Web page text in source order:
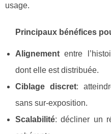
usage.
Principaux bénéfices
Alignement entre
dont elle est distribuée.
Ciblage discret:
sans sur-exposition.
Scalabilité: décliner un